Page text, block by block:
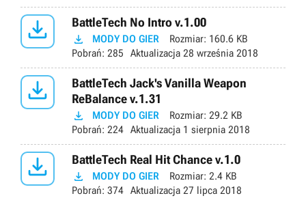
 BattleTech No Intro v.1.00
 MODY DO GIER Rozmiar: 160.6 KB
Pobrań: 285 Aktualizacja 28 września 2018

BattleTech Jack's Vanilla Weapon
ReBalance v.1.31
 MODY DO GIER Rozmiar: 29.2 KB
Pobrań: 224 Aktualizacja 1 sierpnia 2018
 BattleTech Real Hit Chance v.1.0
 MODY DO GIER Rozmiar: 2.4 KB
Pobrań: 374 Aktualizacja 27 lipca 2018